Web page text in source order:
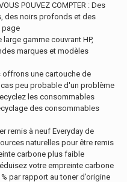
POUVEZ COMPTER : Des
des noirs profonds et des
page
large gamme couvrant HP,
marques et modèles
offrons une cartouche de
peu probable d'un problème
les consommables
des consommables
remis à neuf Everyday de
naturelles pour être remis
carbone plus faible
votre empreinte carbone
par rapport au toner d’origine